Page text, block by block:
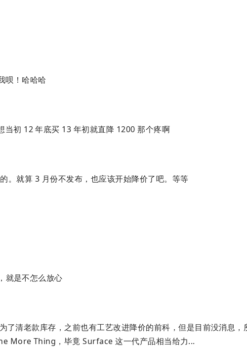
呗！哈哈哈
当初 12 年底买 13 年初就直降 1200 那个疼啊
。就算 3 月份不发布，也应该开始降价了吧。等等
就是不怎么放心
了清老款库存，之前也有工艺改进降价的前科，但是目前没消息，
More Thing，毕竟 Surface 这一代产品相当给力...